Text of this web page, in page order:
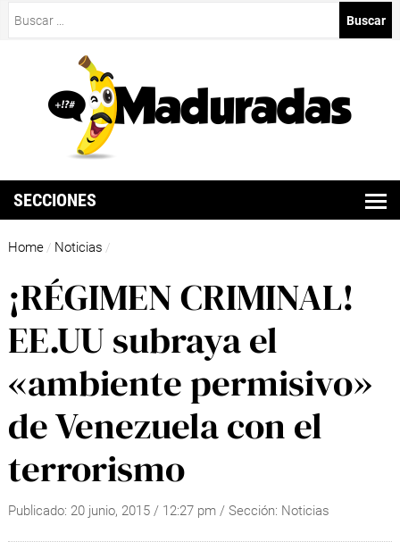
SECCIONES
Home / Noticias /
¡RÉGIMEN CRIMINAL!
EE.UU subraya el
«ambiente permisivo»
de Venezuela con el
terrorismo
Publicado: 20 junio, 2015/ 12:27 pm / Sección: Noticias